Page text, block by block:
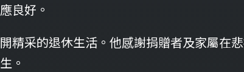
良好。
精采的退休生活。他感謝捐贈者及家屬在悲
。